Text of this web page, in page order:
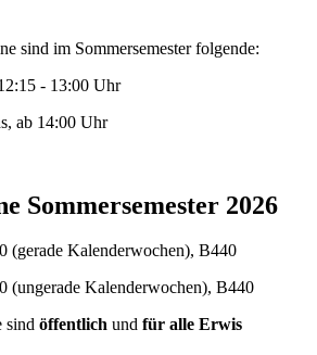
sind im Sommersemester folgende:
- 13:00 Uhr
ab 14:00 Uhr
Sommersemester 2026
(gerade Kalenderwochen), B440
(ungerade Kalenderwochen), B440
sind öffentlich und für alle Erwis